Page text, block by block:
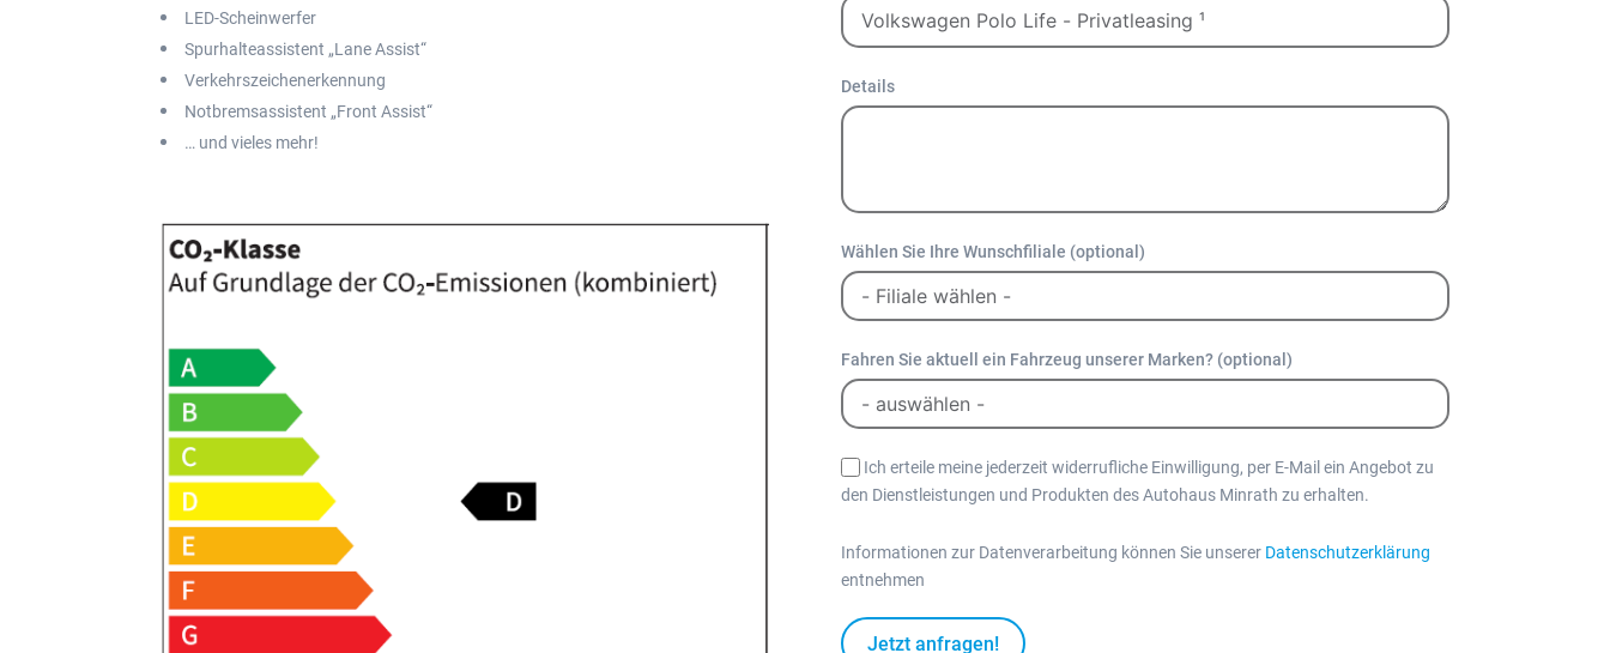
LED-Scheinwerfer
Spurhalteassistent „Lane Assist“
Verkehrszeichenerkennung
Notbremsassistent „Front Assist“
… und vieles mehr!
Details
Wählen Sie Ihre Wunschfiliale (optional)
Fahren Sie aktuell ein Fahrzeug unserer Marken? (optional)
Ich erteile meine jederzeit widerrufliche Einwilligung, per E-Mail ein Angebot zu
den Dienstleistungen und Produkten des Autohaus Minrath zu erhalten.
Informationen zur Datenverarbeitung können Sie unserer Datenschutzerklärung
entnehmen
Jetzt anfragen!